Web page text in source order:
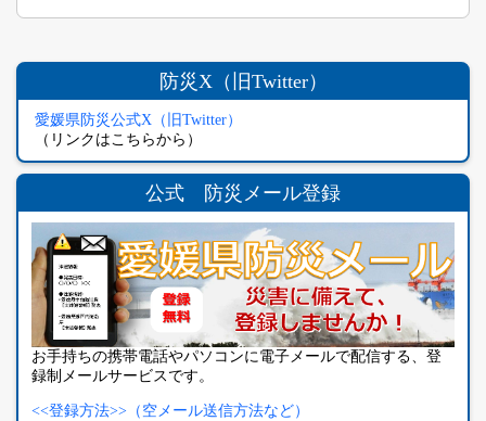
防災X（旧Twitter）
愛媛県防災公式X（旧Twitter）
（リンクはこちらから）
公式 防災メール登録
お手持ちの携帯電話やパソコンに電子メールで配信する、登
録制メールサービスです。
<<登録方法>>（空メール送信方法など）